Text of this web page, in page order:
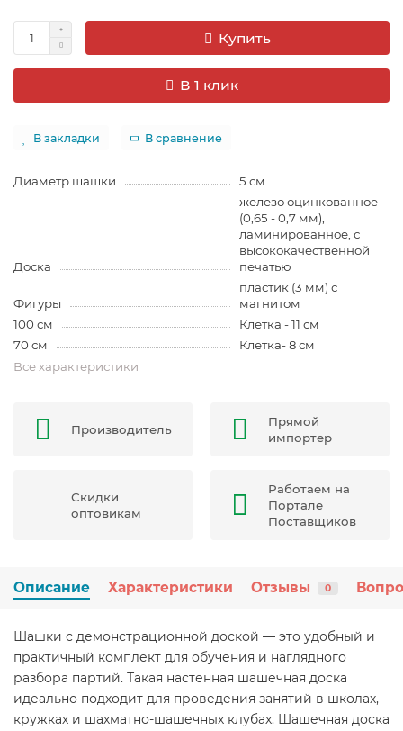
Купить
В 1 клик
В закладки В сравнение
Диаметр шашки 5 см
Доска
железо оцинкованное
(0,65 - 0,7 мм),
ламинированное, с
высококачественной
печатью
Фигуры
пластик (3 мм) с
магнитом
100 см
Клетка - 11 см
70 см
Клетка- 8 см
Все характеристики
Производитель
Прямой
импортер
Скидки
оптовикам
Работаем на
Портале
Поставщиков
Описание Характеристики Отзывы 0
Шашки с демонстрационной доской — это удобный и
практичный комплект для обучения и наглядного
разбора партий. Такая настенная шашечная доска
идеально подходит для проведения занятий в школах,
кружках и шахматно-шашечных клубах. Шашечная доска